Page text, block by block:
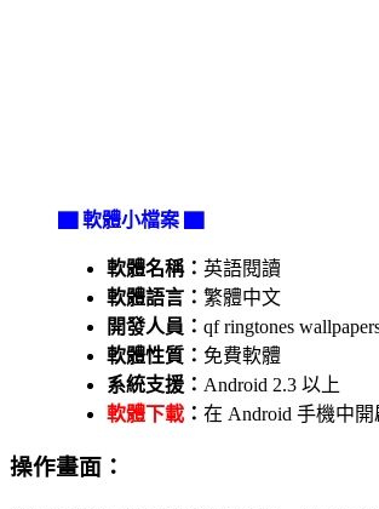
▇ 軟體小檔案 ▇
軟體名稱： 英語閱讀
軟體語言： 繁體中文
開發人員： qf ringtones
軟體性質： 免費軟體
系統支援： Android 2.3 以上
軟體下載 ： 在 Android 手機中
操作畫面：